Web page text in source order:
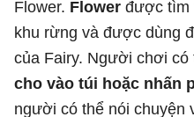
Flower. Flower được tìm
khu rừng và được dùng
của Fairy. Người chơi có
cho vào túi hoặc nhấn
người có thể nói chuyện